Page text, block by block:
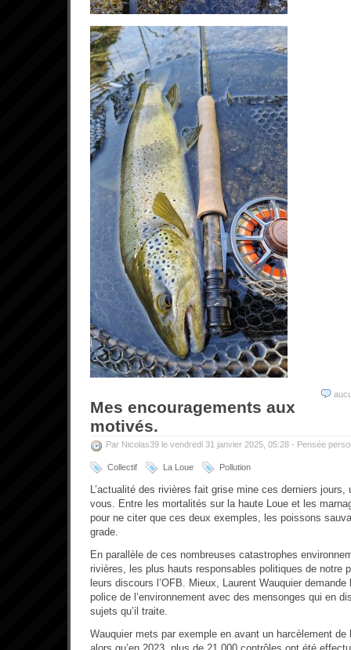
Mes encouragements aux
motivés.
Par Nicolas39 le vendredi 31 janvier 2025, 05:28 - Pensée
Collectif La Loue Pollution
L’actualité des rivières fait grise mine ces derniers
vous. Entre les mortalités sur la haute Loue et les
pour ne citer que ces deux exemples, les poissons
grade.
En parallèle de ces nombreuses catastrophes
rivières, les plus hauts responsables politiques de notre
leurs discours l’OFB. Mieux, Laurent Wauquier
police de l’environnement avec des mensonges qui en
sujets qu’il traite.
Wauquier mets par exemple en avant un harcèlement de